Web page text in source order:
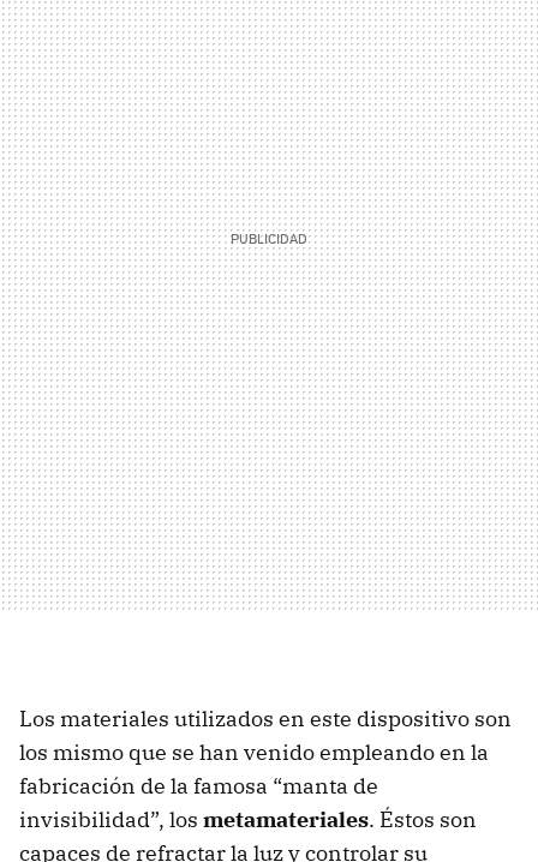
Los materiales utilizados en este dispositivo son
los mismo que se han venido empleando en la
fabricación de la famosa “manta de
invisibilidad”, los metamateriales. Éstos son
capaces de refractar la luz y controlar su